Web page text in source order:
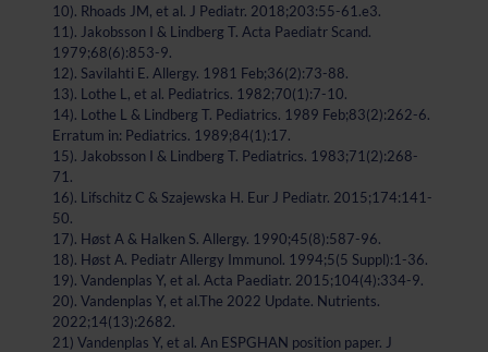
10). Rhoads JM, et al. J Pediatr. 2018;203:55-61.e3.
11). Jakobsson I & Lindberg T. Acta Paediatr Scand.
1979;68(6):853-9.
12). Savilahti E. Allergy. 1981 Feb;36(2):73-88.
13). Lothe L, et al. Pediatrics. 1982;70(1):7-10.
14). Lothe L & Lindberg T. Pediatrics. 1989 Feb;83(2):262-6.
Erratum in: Pediatrics. 1989;84(1):17.
15). Jakobsson I & Lindberg T. Pediatrics. 1983;71(2):268-
71.
16). Lifschitz C & Szajewska H. Eur J Pediatr. 2015;174:141-
50.
17). Høst A & Halken S. Allergy. 1990;45(8):587-96.
18). Høst A. Pediatr Allergy Immunol. 1994;5(5 Suppl):1-36.
19). Vandenplas Y, et al. Acta Paediatr. 2015;104(4):334-9.
20). Vandenplas Y, et al.The 2022 Update. Nutrients.
2022;14(13):2682.
21) Vandenplas Y, et al. An ESPGHAN position paper. J